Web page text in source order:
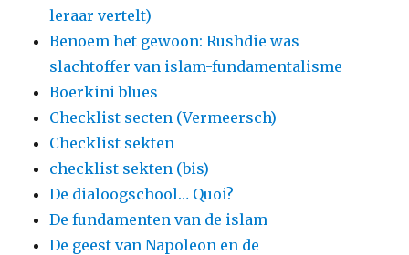
leraar vertelt)
Benoem het gewoon: Rushdie was
slachtoffer van islam-fundamentalisme
Boerkini blues
Checklist secten (Vermeersch)
Checklist sekten
checklist sekten (bis)
De dialoogschool… Quoi?
De fundamenten van de islam
De geest van Napoleon en de